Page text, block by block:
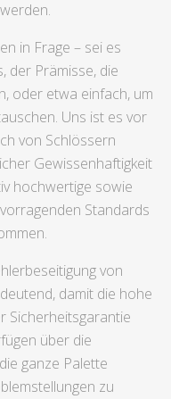
in Frage – sei es
der Prämisse, die
oder etwa einfach, um
Uns ist es vor
von Schlössern
Gewissenhaftigkeit
hochwertige sowie
Standards
von
damit die hohe
Sicherheitsgarantie
über die
ganze Palette
zu